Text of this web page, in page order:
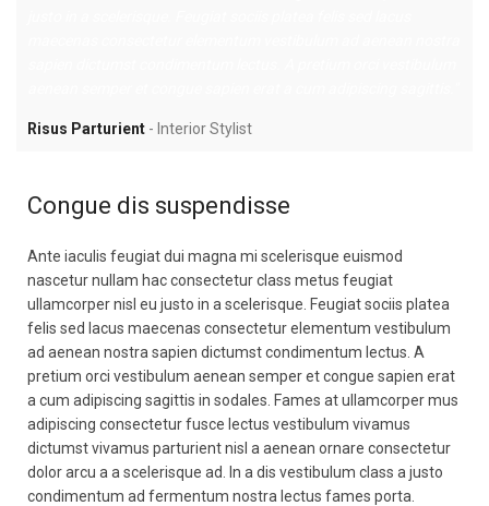
Risus Parturient Interior Stylist
Congue dis suspendisse
Ante iaculis feugiat dui magna mi scelerisque euismod
nascetur nullam hac consectetur class metus feugiat
ullamcorper nisl eu justo in a scelerisque. Feugiat sociis platea
felis sed lacus maecenas consectetur elementum vestibulum
ad aenean nostra sapien dictumst condimentum lectus. A
pretium orci vestibulum aenean semper et congue sapien erat
a cum adipiscing sagittis in sodales. Fames at ullamcorper mus
adipiscing consectetur fusce lectus vestibulum vivamus
dictumst vivamus parturient nisl a aenean ornare consectetur
dolor arcu a a scelerisque ad. In a dis vestibulum class a justo
condimentum ad fermentum nostra lectus fames porta.